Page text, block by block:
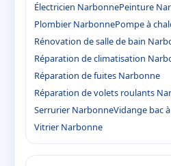
Électricien NarbonnePeinture
Plombier NarbonnePompe à
Rénovation de salle de bain
Réparation de climatisation
Réparation de fuites Narbonne
Réparation de volets roulants
Serrurier NarbonneVidange bac
Vitrier Narbonne